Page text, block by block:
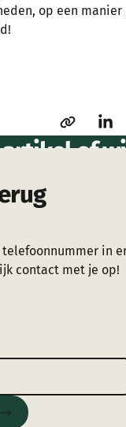
op een
of
in
contact met je op!
terug!